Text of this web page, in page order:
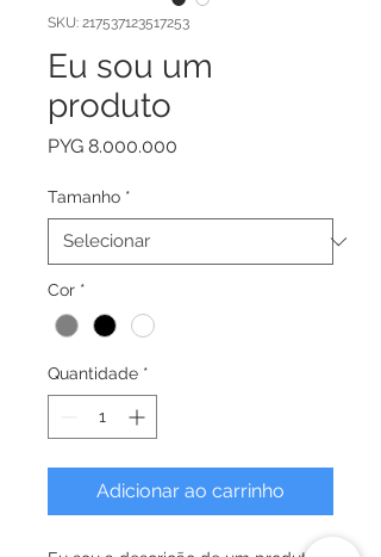
SKU: 217537123517253
Eu sou um
produto
PYG 8.000.000
Tamanho *
Cor *
Quantidade *
Adicionar ao carrinho